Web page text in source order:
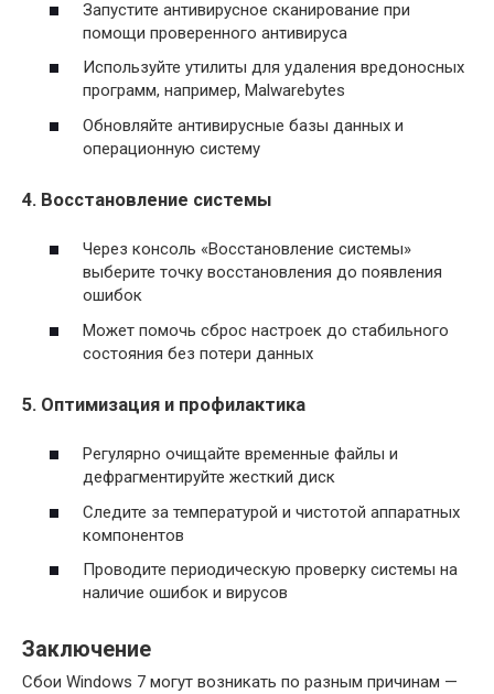
Запустите антивирусное сканирование при
помощи проверенного антивируса
Используйте утилиты для удаления вредоносных
программ, например, Malwarebytes
Обновляйте антивирусные базы данных и
операционную систему
4. Восстановление системы
Через консоль «Восстановление системы»
выберите точку восстановления до появления
ошибок
Может помочь сброс настроек до стабильного
состояния без потери данных
5. Оптимизация и профилактика
Регулярно очищайте временные файлы и
дефрагментируйте жесткий диск
Следите за температурой и чистотой аппаратных
компонентов
Проводите периодическую проверку системы на
наличие ошибок и вирусов
Заключение
Сбои Windows 7 могут возникать по разным причинам —